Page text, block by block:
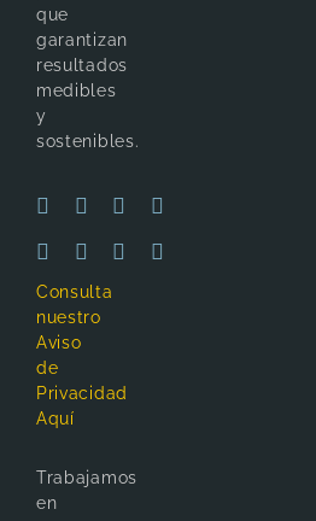
que
garantizan
resultados
medibles
y
sostenibles.
Consulta
nuestro
Aviso
de
Privacidad
Aquí
Trabajamos
en